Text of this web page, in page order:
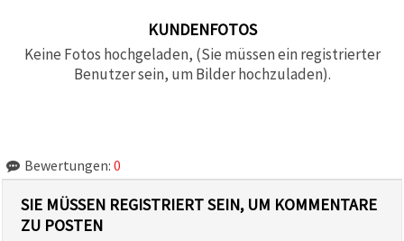
KUNDENFOTOS
Keine Fotos hochgeladen, (Sie müssen ein registrierter
Benutzer sein, um Bilder hochzuladen).
Bewertungen: 0
SIE MÜSSEN REGISTRIERT SEIN, UM KOMMENTARE
ZU POSTEN